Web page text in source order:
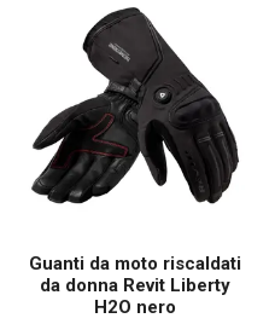
Guanti da moto riscaldati
da donna Revit Liberty
H2O nero